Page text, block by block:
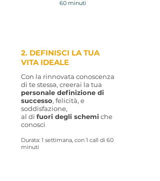
60 minuti
2. DEFINISCI LA TUA
VITA IDEALE
Con la rinnovata conoscenza
di te stessə, creerai la tua
personale definizione di
successo, felicità, e
soddisfazione,
al di fuori degli schemi che
conosci
Durata: 1 settimana, con 1 call di 60
minuti